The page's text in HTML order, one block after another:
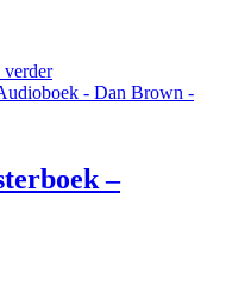
verder
–